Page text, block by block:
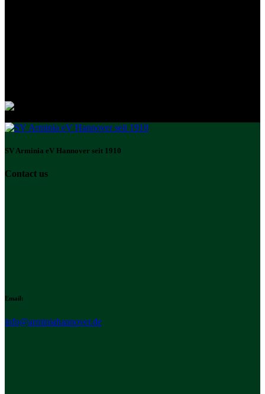
SV Arminia eV Hannover seit 1910
Contact us
Email:
info@arminiahannover.de